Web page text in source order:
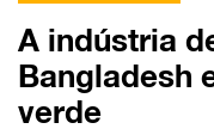
A indústria
Bangladesh
verde